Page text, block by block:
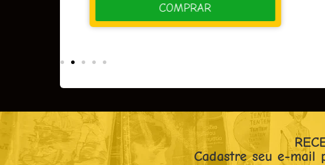
COMPRAR
Cadastre seu e-mail